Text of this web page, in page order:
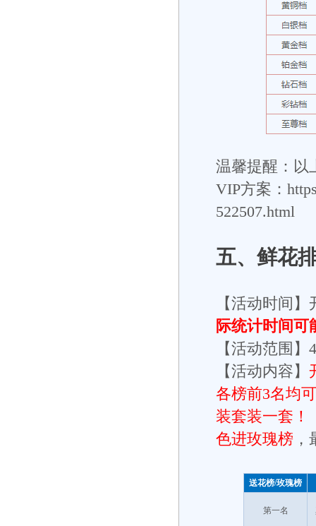
温馨提醒：以
VIP方案：
522507.html
五、 鲜花
【活动时间】
际统计时间可
【活动范围】
【活动内容】
各榜前3名均
装套装一套！
色进玫瑰榜
送花榜/玫瑰榜
第一名